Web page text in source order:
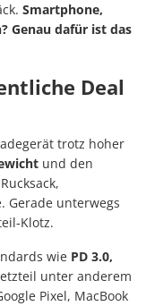
Smartphone,
Genau dafür ist das
Deal
trotz hoher
und den
Gerade unterwegs
Klotz.
wie PD 3.0,
unter anderem
Pixel, MacBook